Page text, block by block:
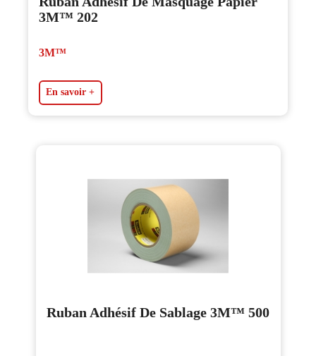
3M™ 202
3M™
En savoir +
Ruban Adhésif De Sablage 3M™ 500